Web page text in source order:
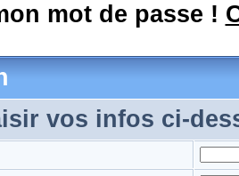
mot de passe !
vos infos ci-